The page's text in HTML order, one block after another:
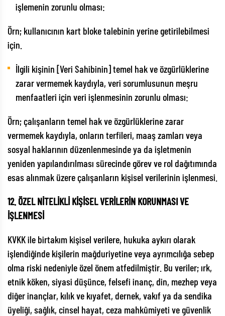
işlemenin zorunlu olması:
Örn; kullanıcının kart bloke talebinin yerine getirilebilmesi
için.
İlgili kişinin [Veri Sahibinin] temel hak ve özgürlüklerine
zarar vermemek kaydıyla, veri sorumlusunun meşru
menfaatleri için veri işlenmesinin zorunlu olması:
Örn; çalışanların temel hak ve özgürlüklerine zarar
vermemek kaydıyla, onların terfileri, maaş zamları veya
sosyal haklarının düzenlenmesinde ya da işletmenin
yeniden yapılandırılması sürecinde görev ve rol dağıtımında
esas alınmak üzere çalışanların kişisel verilerinin işlenmesi.
12. ÖZEL NİTELİKLİ KİŞİSEL VERİLERİN KORUNMASI VE
İŞLENMESİ
KVKK ile birtakım kişisel verilere, hukuka aykırı olarak
işlendiğinde kişilerin mağduriyetine veya ayrımcılığa sebep
olma riski nedeniyle özel önem atfedilmiştir. Bu veriler; ırk,
etnik köken, siyasi düşünce, felsefi inanç, din, mezhep veya
diğer inançlar, kılık ve kıyafet, dernek, vakıf ya da sendika
üyeliği, sağlık, cinsel hayat, ceza mahkûmiyeti ve güvenlik